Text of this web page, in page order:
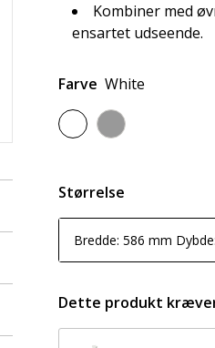
Kombiner med
ensartet udseende.
Farve White
Størrelse
Bredde: 586 mm
Dette produkt